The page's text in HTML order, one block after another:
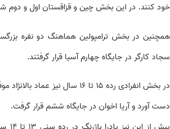
خود کنند. در این بخش چین و قزاقستان اول و دوم
همچنین در بخش ترامپولین هماهنگ دو نفره
سجاد کارگر در جایگاه چهارم آسیا قرار گرفتند.
در بخش انفرادی رده ۱۵ تا ۱۶ سال
دست آورد و آریا اخوان در جایگاه ششم قرار گرفت.